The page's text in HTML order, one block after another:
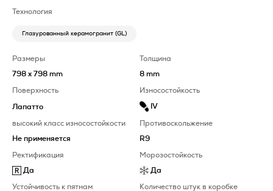
Технология
Глазурованный керамогранит (GL)
Размеры
798 x 798 mm
Толщина
8 mm
Поверхность
Лапатто
Износостойкость
IV
высокий класс износостойкости
Не применяется
Противоскольжение
R9
Ректификация
Да
Морозостойкость
Да
Устойчивость к пятнам Количество штук в коробке